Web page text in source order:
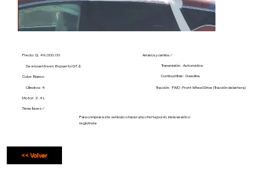
Color: Blanco
Motor: 2.4 L
Transmisión:
Combustible:
Tracción:
Automática
FWD - Front Wheel Drive (Tracción delantera)
Gasolina
Tiene llaves ✅
Arranca y camina ✅
Precio: Q. 49,000.00
Se encuentra en: En puerto GT ⚓
Cilindros: 4
<< Volver
Para comprar este vehículo o hacer una oferta por él, inicia sesión o
regístrate